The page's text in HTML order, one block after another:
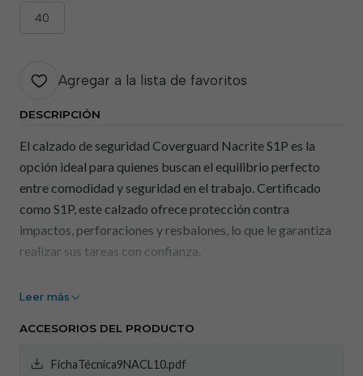
40
Agregar a la lista de favoritos
DESCRIPCIÓN
El calzado de seguridad Coverguard Nacrite S1P es la
opción ideal para quienes buscan el equilibrio perfecto
entre comodidad y seguridad en el trabajo. Certificado
como S1P, este calzado ofrece protección contra
impactos, perforaciones y resbalones, lo que le garantiza
realizar sus tareas con confianza.
Protección Multifuncional:
resbalones.
Leer más
ACCESORIOS DEL PRODUCTO
FichaTécnica9NACL10.pdf